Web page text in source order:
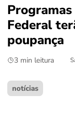
finanças
benefícios
últimas notícias
Federal
poupança
3 min leitura
notícias